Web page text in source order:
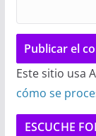
Este sitio usa
cómo se
ESCUCHE